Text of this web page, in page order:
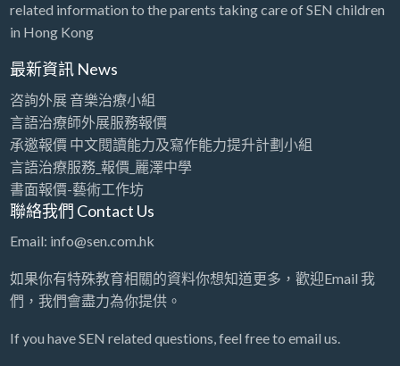
related information to the parents taking care of SEN children
in Hong Kong
最新資訊 News
咨詢外展 音樂治療小組
言語治療師外展服務報價
承邀報價 中文閱讀能力及寫作能力提升計劃小組
言語治療服務_報價_麗澤中學
書面報價-藝術工作坊
聯絡我們 Contact Us
Email: info@sen.com.hk
如果你有特殊教育相關的資料你想知道更多，歡迎Email 我
們，我們會盡力為你提供。
If you have SEN related questions, feel free to email us.